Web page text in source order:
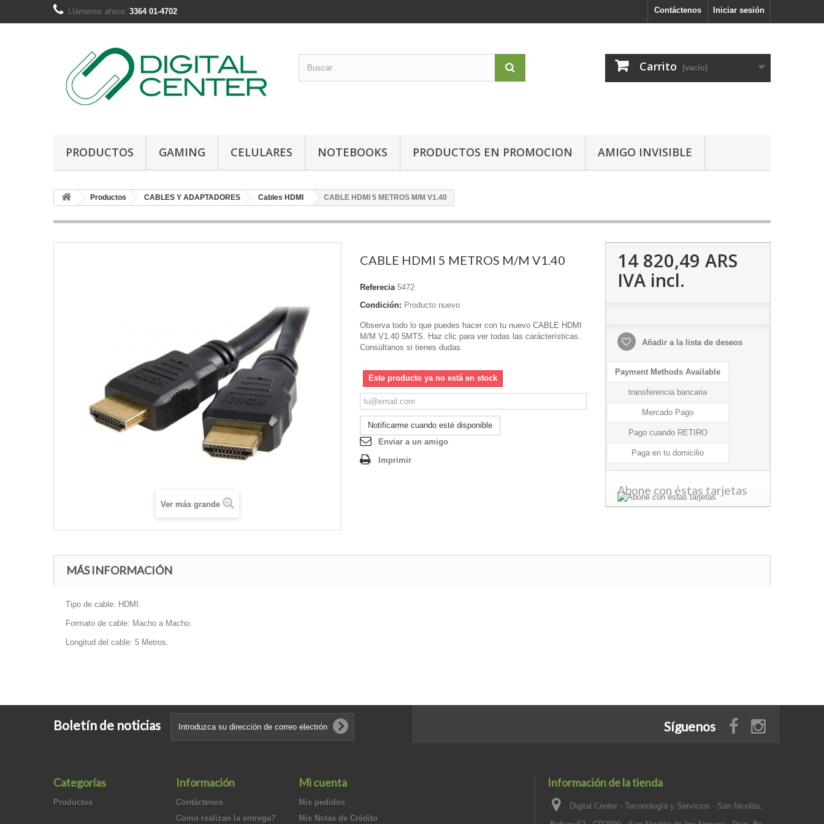
Iniciar sesión
Contáctenos
Llámenos ahora: 3364 01-4702
Carrito (vacío)
PRODUCTOS GAMING CELULARES NOTEBOOKS PRODUCTOS EN PROMOCION AMIGO INVISIBLE
Productos CABLES Y ADAPTADORES Cables HDMI CABLE HDMI 5 METROS M/M V1.40
Ver más grande
CABLE HDMI 5 METROS M/M V1.40
Referecia 5472
Condición: Producto nuevo
Observa todo lo que puedes hacer con tu nuevo CABLE HDMI
M/M V1.40 5MTS. Haz clic para ver todas las carácterísticas.
Consúltanos si tienes dudas.
Este producto ya no está en stock
Notificarme cuando esté disponible
Enviar a un amigo
Imprimir
14 820,49 ARS
IVA incl.
Añadir a la lista de deseos
Payment Methods Available
transferencia bancaria
Mercado Pago
Pago cuando RETIRO
Paga en tu domicilio
Abone con éstas tarjetas
MÁS INFORMACIÓN
Tipo de cable: HDMI.
Formato de cable: Macho a Macho.
Longitud del cable: 5 Metros.
Boletín de noticias Síguenos
Categorías
Productos
Información
Contáctenos
Como realizan la entrega?
Mi cuenta
Mis pedidos
Mis Notas de Crédito
Información de la tienda
Digital Center - Teconología y Servicios - San Nicolás,